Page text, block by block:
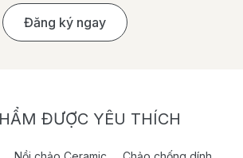
Đăng ký ngay
ĐƯỢC YÊU THÍCH